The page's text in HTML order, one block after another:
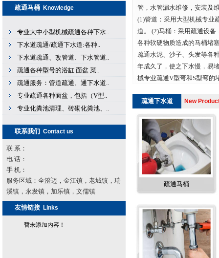
疏通马桶 Knowledge
专业大中小型机械疏通各种下水..
下水道疏通/疏通下水道:各种..
下水道疏通、改管道、下水管道..
疏通各种型号的浴缸 面盆 菜..
疏通服务：管道疏通、通下水道..
专业疏通各种面盆，包括（V型..
专业化粪池清理、砖砌化粪池、..
联系我们 Contact us
联 系：
电 话：
手 机：
服务区域：全澄迈，金江镇，老城镇，瑞
溪镇，永发镇，加乐镇，文儒镇
友情链接 Links
暂未添加内容！
管，水管漏水维修，安装及
(1)管道：采用大型机械专业
道。 (2)马桶：采用疏通设
各种软硬物质造成的马桶堵
疏通水泥、沙子、头发等各
年成久了，使之下水慢，易
械专业疏通V型弯和S型弯的
疏通下水道 New
疏通马桶